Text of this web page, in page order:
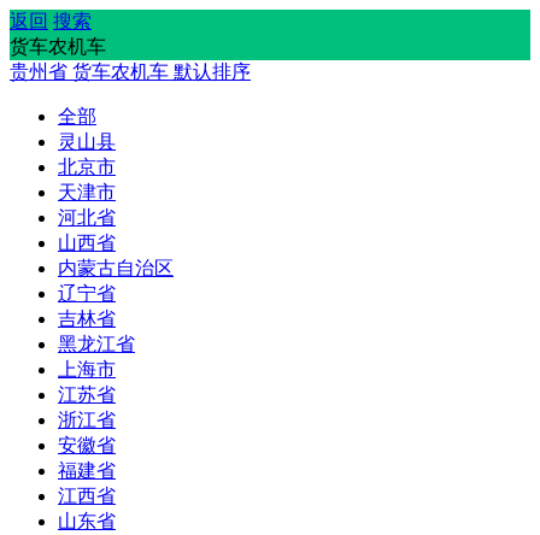
返回 搜索
货车农机车
贵州省 货车农机车 默认排序
全部
灵山县
北京市
天津市
河北省
山西省
内蒙古自治区
辽宁省
吉林省
黑龙江省
上海市
江苏省
浙江省
安徽省
福建省
江西省
山东省